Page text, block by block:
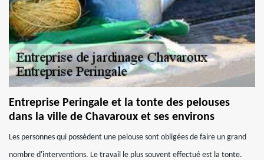
Entreprise Peringale et la tonte des pelouses
dans la ville de Chavaroux et ses environs
Les personnes qui possèdent une pelouse sont obligées de faire un grand
nombre d'interventions. Le travail le plus souvent effectué est la tonte.